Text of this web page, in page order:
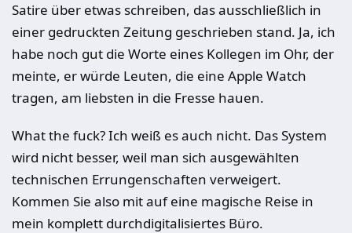
Satire über etwas schreiben, das ausschließlich in
einer gedruckten Zeitung geschrieben stand. Ja, ich
habe noch gut die Worte eines Kollegen im Ohr, der
meinte, er würde Leuten, die eine Apple Watch
tragen, am liebsten in die Fresse hauen.
What the fuck? Ich weiß es auch nicht. Das System
wird nicht besser, weil man sich ausgewählten
technischen Errungenschaften verweigert.
Kommen Sie also mit auf eine magische Reise in
mein komplett durchdigitalisiertes Büro.